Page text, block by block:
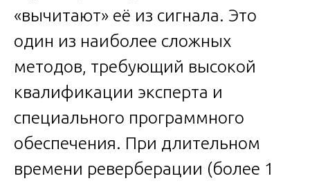
«вычитают» её из сигнала. Это
один из наиболее сложных
методов, требующий высокой
квалификации эксперта и
специального программного
обеспечения. При длительном
времени реверберации (более 1